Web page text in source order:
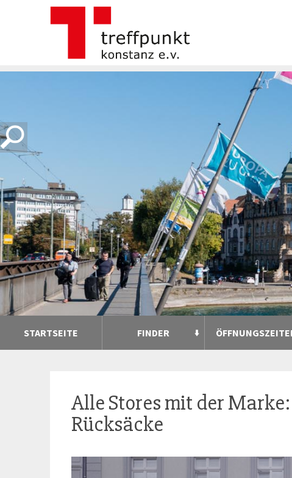
STARTSEITE FINDER
Alle Stores mit der Marke:
Rücksäcke